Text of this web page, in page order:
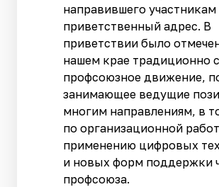
направившего участникам
приветственный адрес. В
приветствии было
нашем крае традиционно
профсоюзное движение,
занимающее ведущие
многим направлениям, в
по организационной
применению цифровых
и новых форм поддержки
профсоюза.